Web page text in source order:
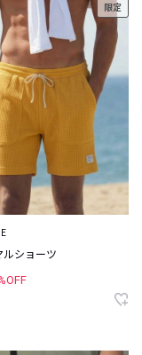
限定
ルショーツ